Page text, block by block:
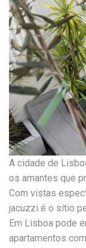
A cidade de
os amantes que
Com vistas
jacuzzi é o sítio
Em Lisboa pode
apartamentos